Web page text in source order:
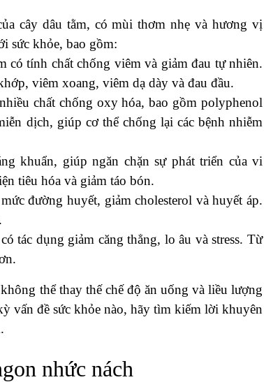
cây dâu tằm, có mùi thơm nhẹ và hương vị
sức khỏe, bao gồm:
có tính chất chống viêm và giảm đau tự nhiên.
viêm xoang, viêm dạ dày và đau đầu.
chất chống oxy hóa, bao gồm polyphenol
dịch, giúp cơ thể chống lại các bệnh nhiễm
khuẩn, giúp ngăn chặn sự phát triển của vi
tiêu hóa và giảm táo bón.
đường huyết, giảm cholesterol và huyết áp.
tác dụng giảm căng thẳng, lo âu và stress. Từ
thể thay thế chế độ ăn uống và liều lượng
vấn đề sức khỏe nào, hãy tìm kiếm lời khuyên
nhức nách